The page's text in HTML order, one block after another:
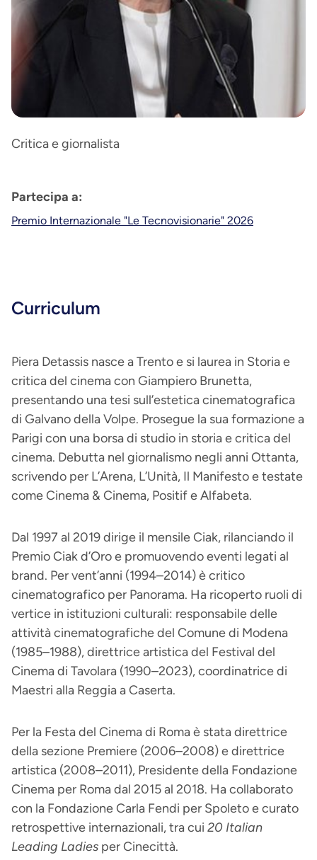
Critica e giornalista
Partecipa a:
Premio Internazionale "Le Tecnovisionarie" 2026
Curriculum
Piera Detassis nasce a Trento e si laurea in Storia e
critica del cinema con Giampiero Brunetta,
presentando una tesi sull’estetica cinematografica
di Galvano della Volpe. Prosegue la sua formazione a
Parigi con una borsa di studio in storia e critica del
cinema. Debutta nel giornalismo negli anni Ottanta,
scrivendo per L’Arena, L’Unità, Il Manifesto e testate
come Cinema & Cinema, Positif e Alfabeta.
Dal 1997 al 2019 dirige il mensile Ciak, rilanciando il
Premio Ciak d’Oro e promuovendo eventi legati al
brand. Per vent’anni (1994–2014) è critico
cinematografico per Panorama. Ha ricoperto ruoli di
vertice in istituzioni culturali: responsabile delle
attività cinematografiche del Comune di Modena
(1985–1988), direttrice artistica del Festival del
Cinema di Tavolara (1990–2023), coordinatrice di
Maestri alla Reggia a Caserta.
Per la Festa del Cinema di Roma è stata direttrice
della sezione Premiere (2006–2008) e direttrice
artistica (2008–2011), Presidente della Fondazione
Cinema per Roma dal 2015 al 2018. Ha collaborato
con la Fondazione Carla Fendi per Spoleto e curato
retrospettive internazionali, tra cui 20 Italian
Leading Ladies per Cinecittà.